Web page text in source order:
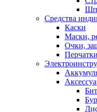
Средства
Каски
Маски,
Очки,